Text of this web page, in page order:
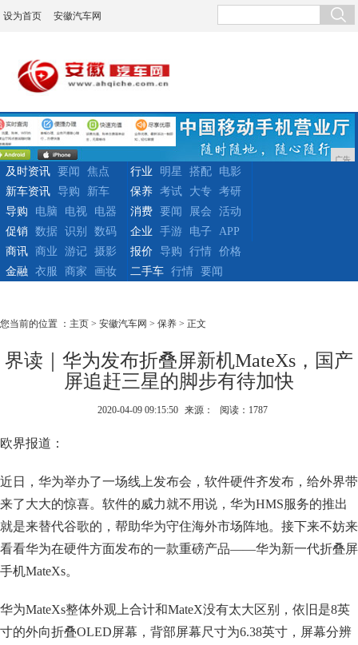
设为首页 安徽汽车网
广告
及时资讯 要闻
焦点
新车资讯
导购 新车
行业 明星 搭配
电影
保养
考试 大专
考研
导购
电脑 电视
电器
促销
数据 识别 数码
消费 要闻 展会
活动
企业
手游 电子
APP
商讯
商业 游记
摄影
金融
衣服 商家 画妆
报价 导购 行情
价格
二手车
行情 要闻
您当前的位置 ： 主页 > 安徽汽车网 > 保养 > 正文
界读｜华为发布折叠屏新机MateXs，国产
屏追赶三星的脚步有待加快
2020-04-09 09:15:50 来源： 阅读：1787
欧界报道：
近日，华为举办了一场线上发布会，软件硬件齐发布，给外界带
来了大大的惊喜。软件的威力就不用说，华为HMS服务的推出
就是来替代谷歌的，帮助华为守住海外市场阵地。接下来不妨来
看看华为在硬件方面发布的一款重磅产品——华为新一代折叠屏
手机MateXs。
华为MateXs整体外观上合计和MateX没有太大区别，依旧是8英
寸的外向折叠OLED屏幕，背部屏幕尺寸为6.38英寸，屏幕分辨